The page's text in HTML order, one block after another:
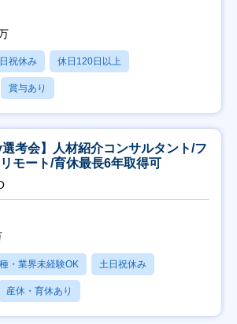
祝休み 休日120日以上
賞与あり
選考会】人材紹介コンサルタント/フ
モート/育休最長6年取得可
・業界未経験OK 土日祝休み
産休・育休あり